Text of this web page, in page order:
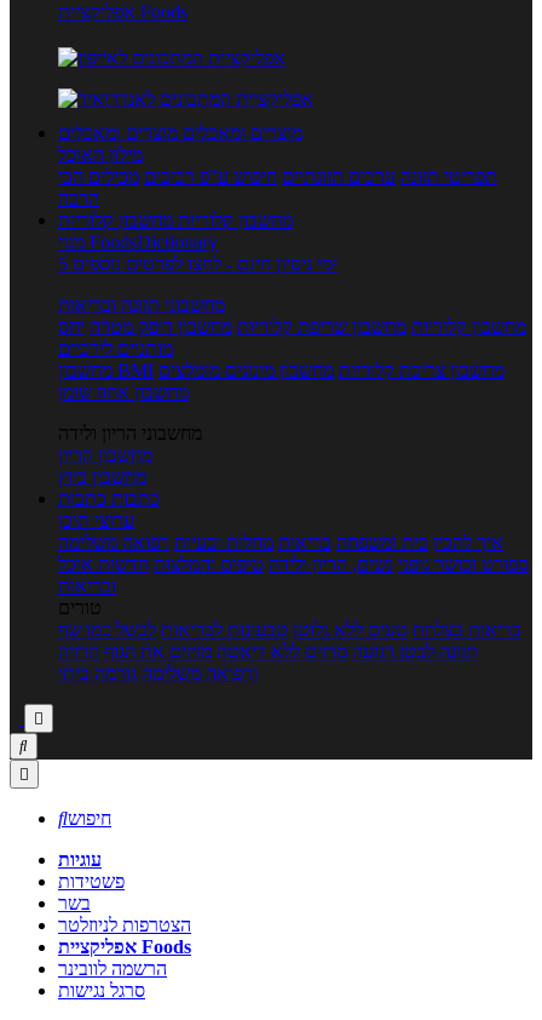
אפליקציית Foods
מוצרים ומאכלים מוצרים ומאכלים
מילון האוכל
תפריטי תזונה ערכים תזונתיים חיפוש ע"פ רכיבים מכילים הכי
הרבה
מחשבון קלוריות מחשבון קלוריות
מנוי FoodsDictionary
5 ימי ניסיון חינם - לחצו לפרטים נוספים
מחשבוני תזונה ובריאות
מחשבון קלוריות מחשבון שריפת קלוריות מחשבון דופק מטרה יחס
מותניים לירכיים
מחשבון BMI
מחשבון צריכת קלוריות מחשבון מינונים מומלצים
מחשבון אחוז שומן
מחשבוני הריון ולידה
מחשבון הריון
מחשבון ביוץ
כתבות כתבות
ערוצי תוכן
איך להכין בית ומשפחה בריאות מחלות ובעיות רפואה משלימה
ספורט וכושר גופני נשים, הריון ולידה טיפים והמלצות חדשות אוכל
ובריאות
טורים
בריאות בצלחת טעים ללא גלוטן טבעונות לבריאות לבשל כמו שף
תזונה לבטן רגועה מרזים ללא דיאטה מזיזים את הגוף הרזיה
ורפואה משלימה גורמה ביתי



חיפוש
עוגיות
פשטידות
בשר
הצטרפות לניוזלטר
אפליקציית Foods
הרשמה לוובינר
סרגל נגישות